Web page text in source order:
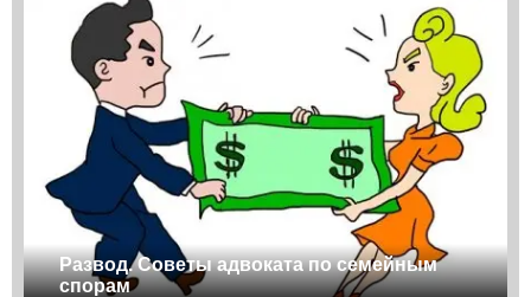
Развод. Советы адвоката по семейным
спорам